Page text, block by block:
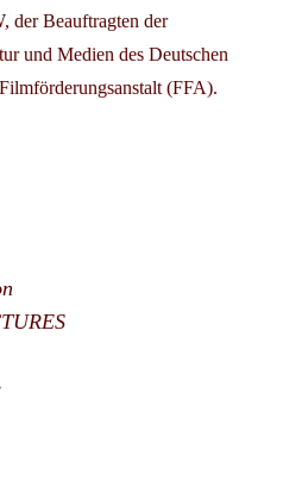
der Beauftragten der
und Medien des Deutschen
(FFA).